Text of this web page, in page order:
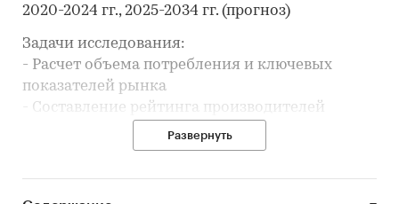
2020-2024 гг., 2025-2034 гг. (прогноз)
Задачи исследования:
- Расчет объема потребления и ключевых
показателей рынка
- Составление рейтинга производителей
- Анализ импорта и экспорта
- Формирование прогноза развития рынка
В разделе `Ведущие производители`
Развернуть